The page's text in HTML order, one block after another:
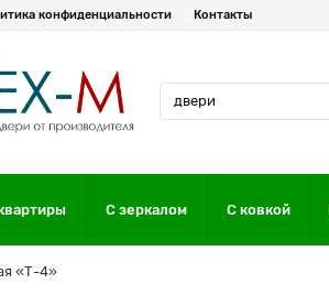
конфиденциальности Контакты
С зеркалом С ковкой
«Т-4»